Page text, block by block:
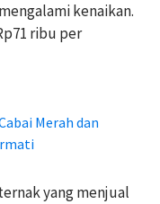
kenaikan.
ribu per
Merah dan
yang menjual